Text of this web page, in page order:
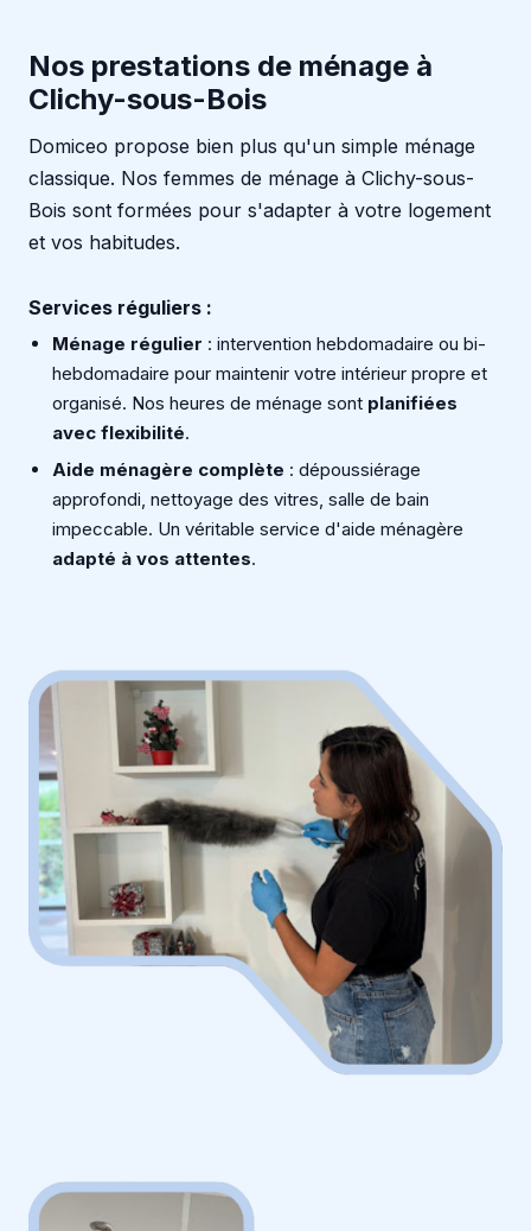
Nos prestations de ménage à
Clichy-sous-Bois
Domiceo propose bien plus qu'un simple ménage
classique. Nos femmes de ménage à Clichy-sous-
Bois sont formées pour s'adapter à votre logement
et vos habitudes.
Services réguliers :
Ménage régulier : intervention hebdomadaire ou bi-
hebdomadaire pour maintenir votre intérieur propre et
organisé. Nos heures de ménage sont planifiées
avec flexibilité.
Aide ménagère complète : dépoussiérage
approfondi, nettoyage des vitres, salle de bain
impeccable. Un véritable service d'aide ménagère
adapté à vos attentes.